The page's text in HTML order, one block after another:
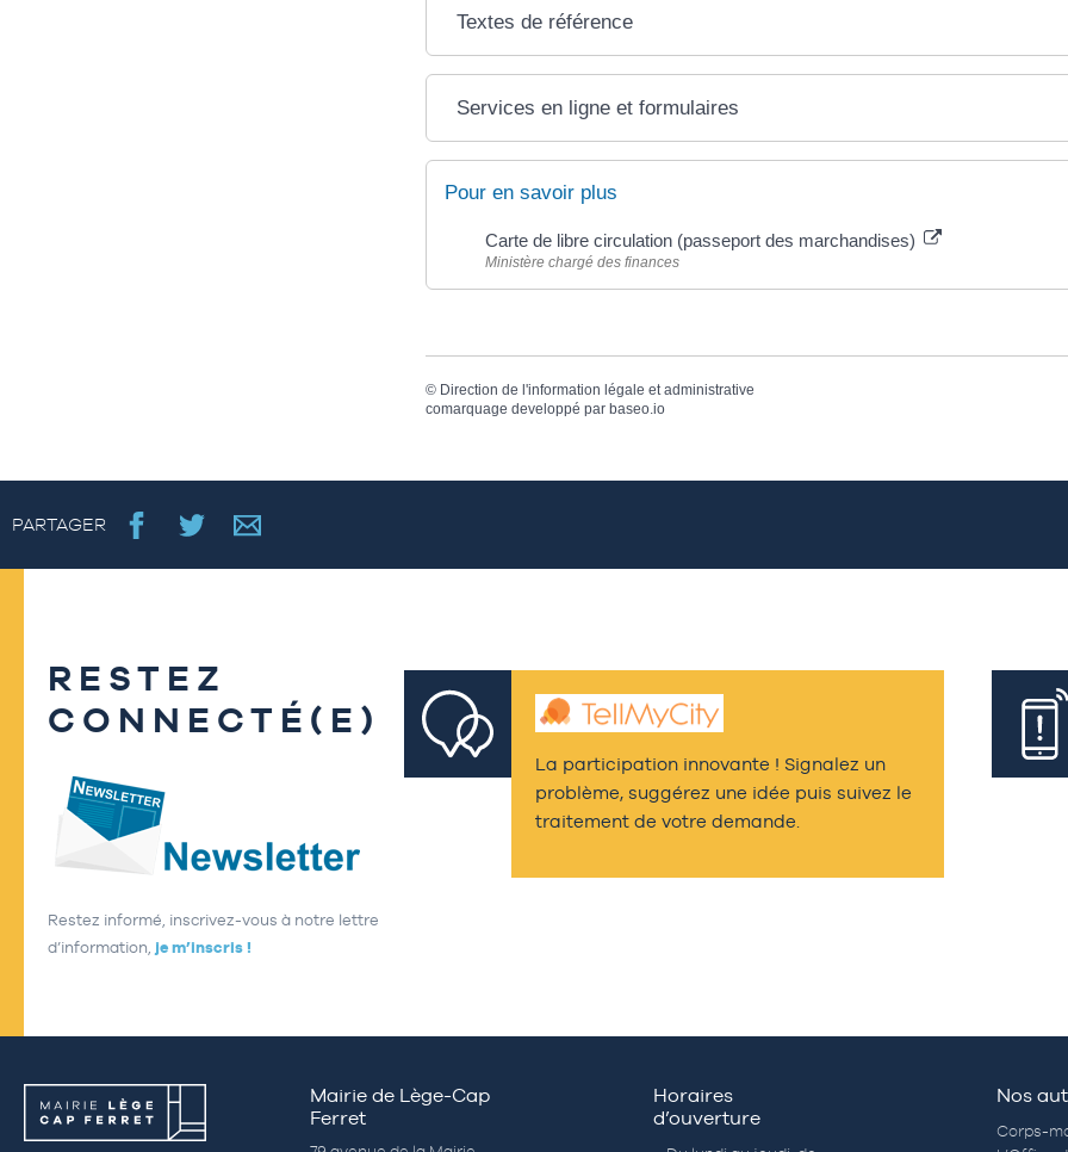
Textes de référence
Services en ligne et formulaires
Pour en savoir plus
Carte de libre circulation (passeport des marchandises)
Ministère chargé des finances
© Direction de l'information légale et administrative
comarquage developpé par baseo.io
PARTAGER
RESTEZ
CONNECTÉ(E)
Restez informé, inscrivez-vous à notre lettre
d’information, je m’inscris !
La participation innovante ! Signalez un
problème, suggérez une idée puis suivez le
traitement de votre demande.
Mairie de Lège-Cap
Ferret
Horaires
d’ouverture
Nos
Corps-